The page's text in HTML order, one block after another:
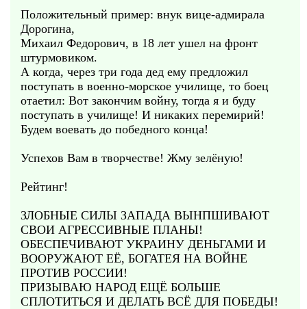
Положительный пример: внук вице-адмирала
Дорогина,
Михаил Федорович, в 18 лет ушел на фронт
штурмовиком.
А когда, через три года дед ему предложил
поступать в военно-морское училище, то боец
отаетил: Вот закончим войну, тогда я и буду
поступать в училище! И никаких перемирий!
Будем воевать до победного конца!
Успехов Вам в творчестве! Жму зелёную!
Рейтинг!
ЗЛОБНЫЕ СИЛЫ ЗАПАДА ВЫНПШИВАЮТ
СВОИ АГРЕССИВНЫЕ ПЛАНЫ!
ОБЕСПЕЧИВАЮТ УКРАИНУ ДЕНЬГАМИ И
ВООРУЖАЮТ ЕЁ, БОГАТЕЯ НА ВОЙНЕ
ПРОТИВ РОССИИ!
ПРИЗЫВАЮ НАРОД ЕЩЁ БОЛЬШЕ
СПЛОТИТЬСЯ И ДЕЛАТЬ ВСЁ ДЛЯ ПОБЕДЫ!